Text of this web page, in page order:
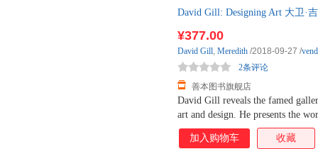
David Gill: Designing Art 大卫·
David Gill reveals the famed
art and design. He presents the
admires, champions, and
Hadid, Grayson Perry, Barnaby
¥377.00
善本图书旗舰店
2条评论
David Gill, Meredith /2018-09-27 /
加入购物车 收藏